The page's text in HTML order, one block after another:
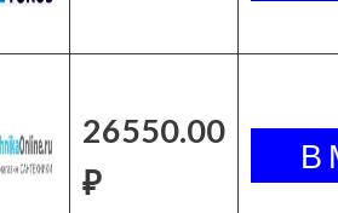
26550.00
₽